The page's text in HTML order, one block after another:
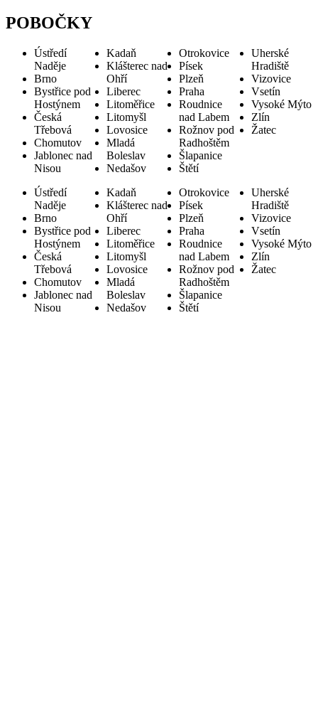
POBOČKY
Ústředí
Naděje
Brno
Bystřice pod
Hostýnem
Česká
Třebová
Chomutov
Jablonec nad
Nisou
Kadaň
Klášterec nad
Ohří
Liberec
Litoměřice
Litomyšl
Lovosice
Mladá
Boleslav
Nedašov
Otrokovice
Písek
Plzeň
Praha
Roudnice
nad Labem
Rožnov pod
Radhoštěm
Šlapanice
Štětí
Uherské
Hradiště
Vizovice
Vsetín
Vysoké Mýto
Zlín
Žatec
Ústředí
Naděje
Brno
Bystřice pod
Hostýnem
Česká
Třebová
Chomutov
Jablonec nad
Nisou
Kadaň
Klášterec nad
Ohří
Liberec
Litoměřice
Litomyšl
Lovosice
Mladá
Boleslav
Nedašov
Otrokovice
Písek
Plzeň
Praha
Roudnice
nad Labem
Rožnov pod
Radhoštěm
Šlapanice
Štětí
Uherské
Hradiště
Vizovice
Vsetín
Vysoké Mýto
Zlín
Žatec